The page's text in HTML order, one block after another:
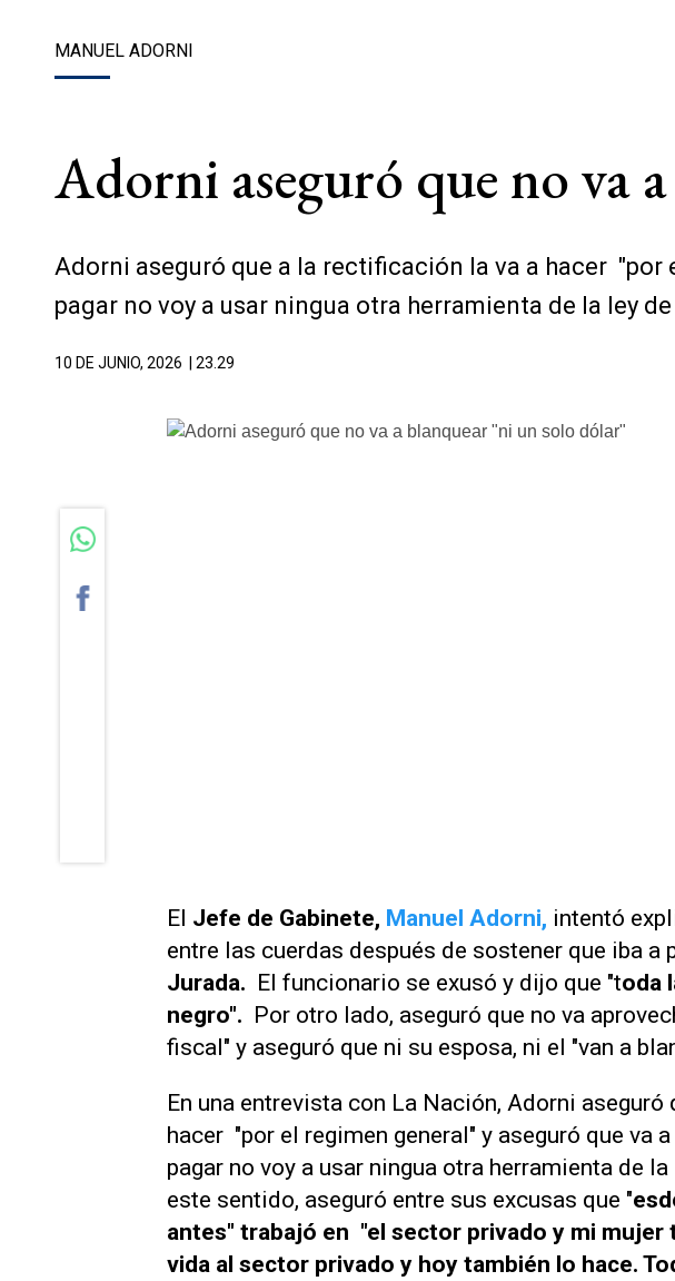
MANUEL ADORNI
Adorni aseguró que no va
Adorni aseguró que a la rectificación la va a hacer "por
pagar no voy a usar ningua otra herramienta de la ley
10 DE JUNIO, 2026 | 23.29
El Jefe de Gabinete, Manuel Adorni, intentó
entre las cuerdas después de sostener que iba a
Jurada. El funcionario se exusó y dijo que "toda
negro". Por otro lado, aseguró que no va
fiscal" y aseguró que ni su esposa, ni el "van a
En una entrevista con La Nación, Adorni
hacer "por el regimen general" y aseguró que va
pagar no voy a usar ningua otra herramienta de
este sentido, aseguró entre sus excusas que "
antes" trabajó en "el sector privado y mi mujer
vida al sector privado y hoy también lo hace.